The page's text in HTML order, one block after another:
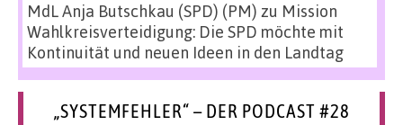
MdL Anja Butschkau (SPD) (PM) zu Mission
Wahlkreisverteidigung: Die SPD möchte mit
Kontinuität und neuen Ideen in den Landtag
„SYSTEMFEHLER“ – DER PODCAST #28